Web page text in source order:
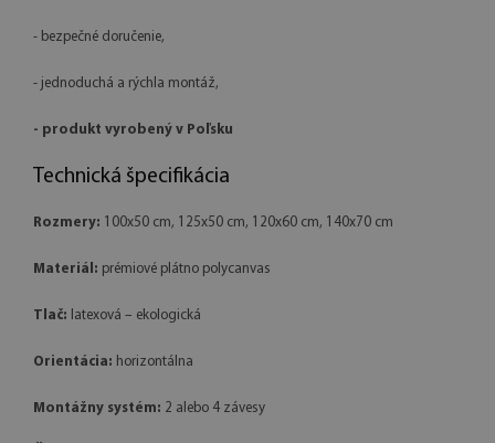
- bezpečné doručenie,
- jednoduchá a rýchla montáž,
- produkt vyrobený v Poľsku
Technická špecifikácia
Rozmery: 100x50 cm, 125x50 cm, 120x60 cm, 140x70 cm
Materiál: prémiové plátno polycanvas
Tlač: latexová – ekologická
Orientácia: horizontálna
Montážny systém: 2 alebo 4 závesy